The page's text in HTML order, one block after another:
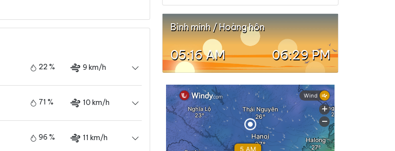
22 % 9 km/h
71 % 10 km/h
96 % 11 km/h
Bình minh / Hoàng hôn
05:16 AM 06:29 PM